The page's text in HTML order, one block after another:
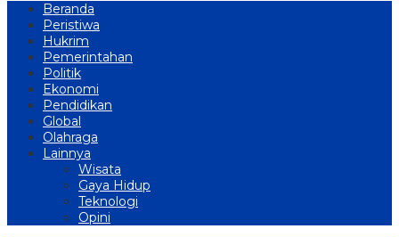
Beranda
Peristiwa
Hukrim
Pemerintahan
Politik
Ekonomi
Pendidikan
Global
Olahraga
Lainnya
Wisata
Gaya Hidup
Teknologi
Opini